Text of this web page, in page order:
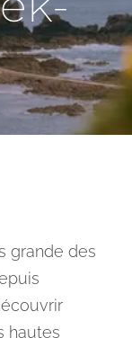
grande des
hautes